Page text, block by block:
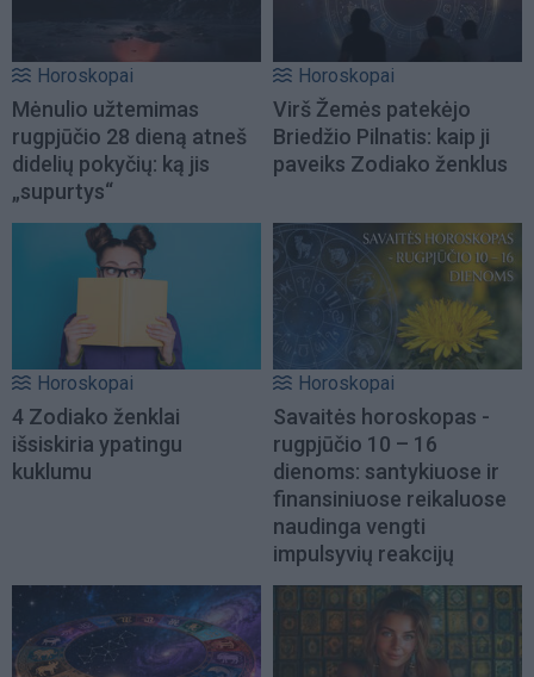
Horoskopai
Mėnulio užtemimas
rugpjūčio 28 dieną atneš
didelių pokyčių: ką jis
„supurtys“
Horoskopai
Virš Žemės patekėjo
Briedžio Pilnatis: kaip ji
paveiks Zodiako ženklus
Horoskopai
4 Zodiako ženklai
išsiskiria ypatingu
kuklumu
Horoskopai
Savaitės horoskopas -
rugpjūčio 10 – 16
dienoms: santykiuose ir
finansiniuose reikaluose
naudinga vengti
impulsyvių reakcijų